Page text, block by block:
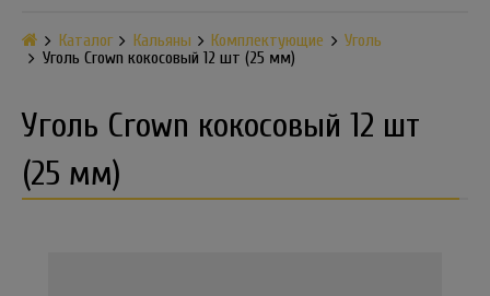
Каталог Кальяны Комплектующие
Уголь
Уголь Crown кокосовый 12 шт (25 мм)
Уголь Crown кокосовый 12 шт
(25 мм)